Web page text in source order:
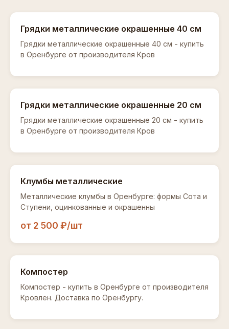
Грядки металлические окрашенные 40 см
Грядки металлические окрашенные 40 см - купить
в Оренбурге от производителя Кров
Грядки металлические окрашенные 20 см
Грядки металлические окрашенные 20 см - купить
в Оренбурге от производителя Кров
Клумбы металлические
Металлические клумбы в Оренбурге: формы Сота и
Ступени, оцинкованные и окрашенны
от 2 500 ₽/шт
Компостер
Компостер - купить в Оренбурге от производителя
Кровлен. Доставка по Оренбургу.